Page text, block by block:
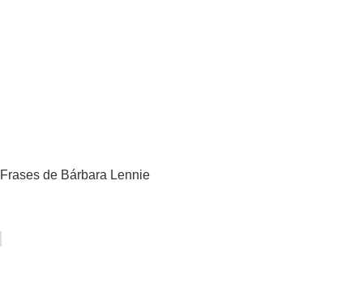
Frases de Bárbara Lennie